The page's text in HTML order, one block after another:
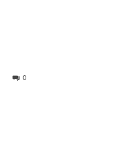
0